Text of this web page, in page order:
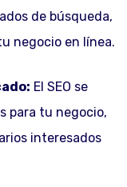
de búsqueda,
negocio en línea.
El SEO se
para tu negocio,
interesados